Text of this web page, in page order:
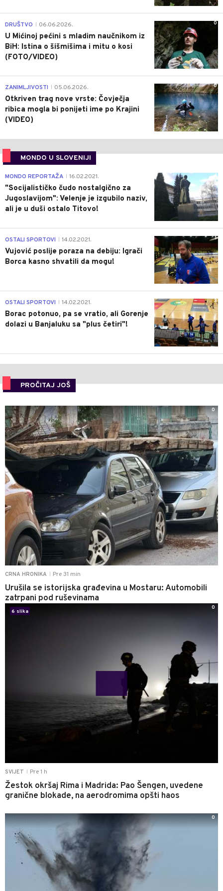
0
DRUŠTVO 06.06.2026.
U Mićinoj pećini s mladim naučnikom iz
BiH: Istina o šišmišima i mitu o kosi
(FOTO/VIDEO)
0
ZANIMLJIVOSTI 05.06.2026.
Otkriven trag nove vrste: Čovječja
ribica mogla bi ponijeti ime po Krajini
(VIDEO)
MONDO U SLOVENIJI
4
MONDO REPORTAŽA 16.02.2021.
"Socijalističko čudo nostalgično za
Jugoslavijom": Velenje je izgubilo naziv,
ali je u duši ostalo Titovo!
1
OSTALI SPORTOVI 14.02.2021.
Vujović poslije poraza na debiju: Igrači
Borca kasno shvatili da mogu!
3
OSTALI SPORTOVI 14.02.2021.
Borac potonuo, pa se vratio, ali Gorenje
dolazi u Banjaluku sa "plus četiri"!
PROČITAJ JOŠ
CRNA HRONIKA Pre 31 min
Urušila se istorijska građevina u Mostaru: Automobili
zatrpani pod ruševinama
0
SVIJET Pre 1 h
Žestok okršaj Rima i Madrida: Pao Šengen, uvedene
granične blokade, na aerodromima opšti haos
6 slika
0
0